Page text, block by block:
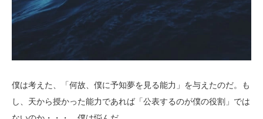
僕は考えた、「何故、僕に予知夢を見る能力」を与えたのだ。も
し、天から授かった能力であれば「公表するのが僕の役割」では